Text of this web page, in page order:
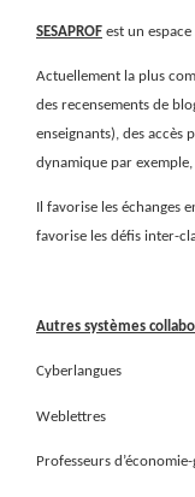
SESAPROF est un
Actuellement la plus
des recensements de
enseignants), des accès
dynamique par exemple,
Il favorise les échanges
favorise les défis inter-
Autres systèmes
Cyberlangues
Weblettres
Professeurs